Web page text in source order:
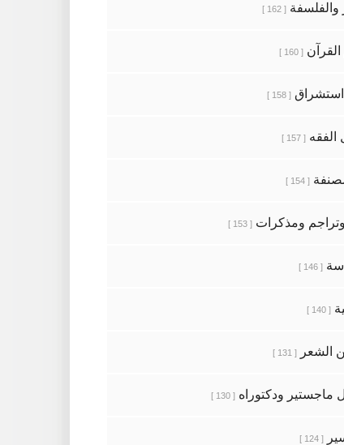
والفلسفة [ 162 ]
[ 160 ]
[ 158 ]
الفقه [ 157 ]
[ 154 ]
ومذكرات [ 153 ]
[ 146 ]
[ 140 ]
الشعر [ 131 ]
ماجستير ودكتوراه [ 130 ]
[ 124 ]